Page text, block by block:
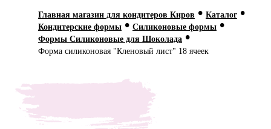
О нас
Главная магазин для кондитеров Киров • Каталог •
Кондитерские формы • Силиконовые формы •
Формы Силиконовые для Шоколада •
Форма силиконовая "Кленовый лист" 18 ячеек